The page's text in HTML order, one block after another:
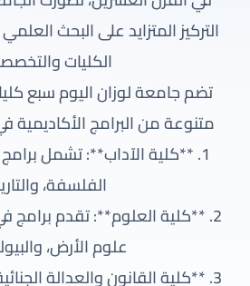
التركيز المتزايد على البحث
الكليات
تضم جامعة لوزان اليوم سبع
متنوعة من البرامج
1. **كلية الآداب**: تشمل
الفلسفة،
2. **كلية العلوم**: تقدم برامج في
علوم الأرض،
3. **كلية القانون والعدالة